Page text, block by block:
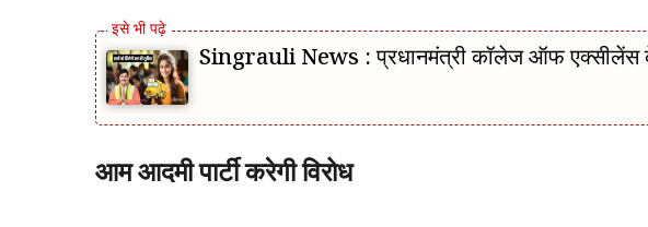
Singrauli News : प्रधानमंत्री कॉलेज ऑफ एक्सीलेंस के
आम आदमी पार्टी करेगी विरोध